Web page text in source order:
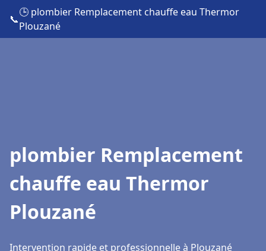
📞
🕒 plombier Remplacement chauffe eau Thermor
Plouzané
plombier Remplacement
chauffe eau Thermor
Plouzané
Intervention rapide et professionnelle à Plouzané